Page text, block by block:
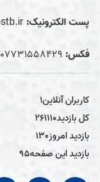
پست الکترونیک:
فکس: 0۷۷۳۱۵۵۸۴۲۹
کاربران آنلاین1
کل بازدید261110
بازدید امروز130
بازدید این صفحه95